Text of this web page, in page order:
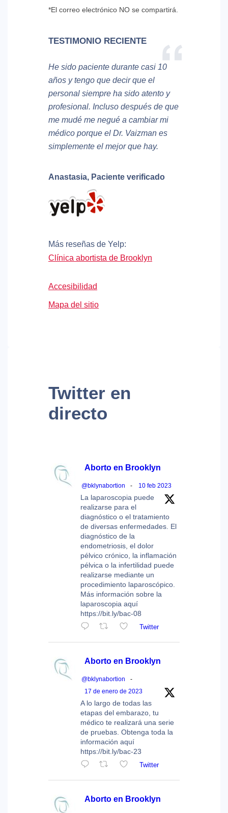
*El correo electrónico NO se compartirá.
TESTIMONIO RECIENTE
He sido paciente durante casi 10
años y tengo que decir que el
personal siempre ha sido atento y
profesional. Incluso después de que
me mudé me negué a cambiar mi
médico porque el Dr. Vaizman es
simplemente el mejor que hay.
Anastasia, Paciente verificado
Más reseñas de Yelp:
Clínica abortista de Brooklyn
Accesibilidad
Mapa del sitio
Twitter en
directo
Aborto en Brooklyn
@bklynabortion - 10 feb 2023
La laparoscopia puede
realizarse para el
diagnóstico o el tratamiento
de diversas enfermedades. El
diagnóstico de la
endometriosis, el dolor
pélvico crónico, la inflamación
pélvica o la infertilidad puede
realizarse mediante un
procedimiento laparoscópico.
Más información sobre la
laparoscopia aquí
https://bit.ly/bac-08
Twitter
Aborto en Brooklyn
@bklynabortion
-
17 de enero de 2023
A lo largo de todas las
etapas del embarazo, tu
médico te realizará una serie
de pruebas. Obtenga toda la
información aquí
https://bit.ly/bac-23
Twitter
Aborto en Brooklyn